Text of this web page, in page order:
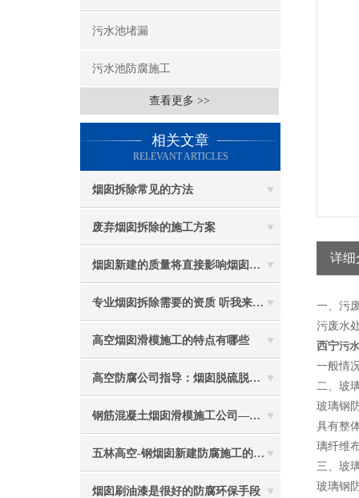
污水池堵漏
污水池防腐施工
查看更多 >>
相关文章
RELEVANT ARTICLES
烟囱拆除常见的方法
废弃烟囱拆除的施工方案
烟囱新建的质量将直接影响烟囱防腐工程的难度
专业烟囱拆除需要的资质 听我来给你分析
高空烟囱滑模施工的特点有哪些
高空防腐公司指导：烟囱脱硫脱硝防腐施工要注意些什么？
钢筋混凝土烟囱滑模施工公司——选五林高空
五林高空-钢烟囱新建防腐施工的重要性
烟囱刷油漆是很好的防腐环保手段
详细
一、污
污废水
西宁污
一般情
二、玻
玻璃钢
具有整
璃纤维
三、玻
玻璃钢